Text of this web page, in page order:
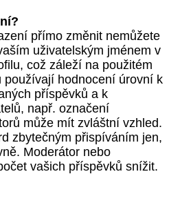
přímo změnit nemůžete
uživatelským jménem v
což záleží na použitém
používají hodnocení úrovní k
příspěvků a k
např. označení
může mít zvláštní vzhled.
zbytečným přispíváním jen,
Moderátor nebo
vašich příspěvků snížit.